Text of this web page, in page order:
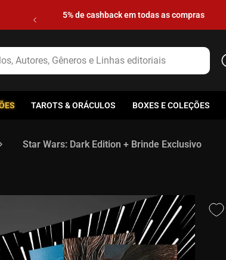
5% de cashback em todas as compras
TAROTS & ORÁCULOS BOXES E COLEÇÕES
Star Wars: Dark Edition + Brinde Exclusivo